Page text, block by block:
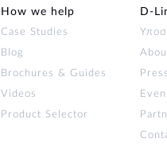
How we help
Case Studies
Blog
Brochures & Guides
Videos
Product Selector